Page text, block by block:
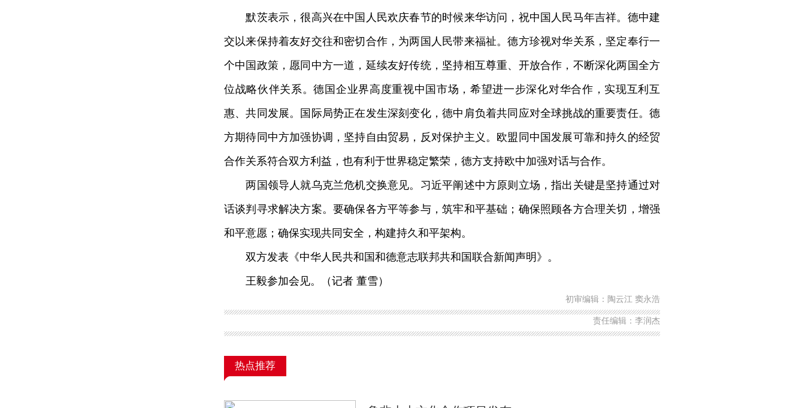
默茨表示，很高兴在中国人民欢庆春节的时候来华访问，祝中国人民马年吉祥。德中建
交以来保持着友好交往和密切合作，为两国人民带来福祉。德方珍视对华关系，坚定奉行一
个中国政策，愿同中方一道，延续友好传统，坚持相互尊重、开放合作，不断深化两国全方
位战略伙伴关系。德国企业界高度重视中国市场，希望进一步深化对华合作，实现互利互
惠、共同发展。国际局势正在发生深刻变化，德中肩负着共同应对全球挑战的重要责任。德
方期待同中方加强协调，坚持自由贸易，反对保护主义。欧盟同中国发展可靠和持久的经贸
合作关系符合双方利益，也有利于世界稳定繁荣，德方支持欧中加强对话与合作。
两国领导人就乌克兰危机交换意见。 习 近平阐述中方原则立场，指出关键是坚持通过对
话谈判寻求解决方案。要确保各方平等参与，筑牢和平基础；确保照顾各方合理关切，增强
和平意愿；确保实现共同安全，构建持久和平架构。
双方发表《中华人民共和国和德意志联邦共和国联合新闻声明》。
王毅参加会见。（记者 董雪）
初审编辑：陶云江 窦永浩
责任编辑：李润杰
热点推荐